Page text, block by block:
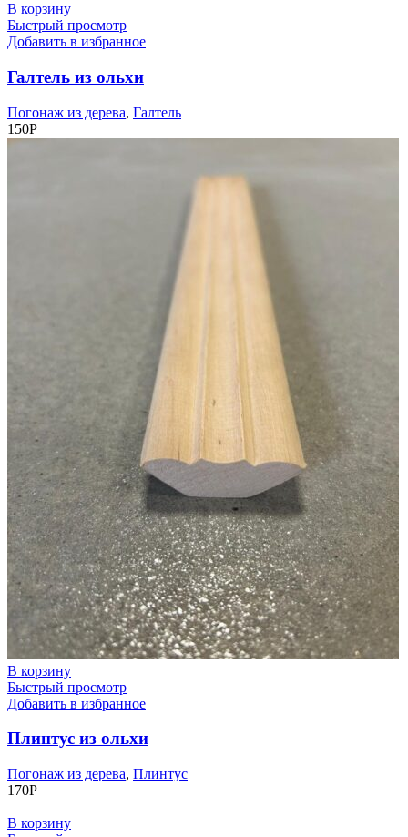
В корзину
Быстрый просмотр
Добавить в избранное
Галтель из ольхи
Погонаж из дерева, Галтель
150Р
В корзину
Быстрый просмотр
Добавить в избранное
Плинтус из ольхи
Погонаж из дерева, Плинтус
170Р
В корзину